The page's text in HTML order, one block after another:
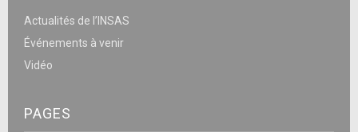
Actualités de l’INSAS
Événements à venir
Vidéo
PAGES